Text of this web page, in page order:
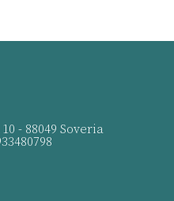
- 88049 Soveria